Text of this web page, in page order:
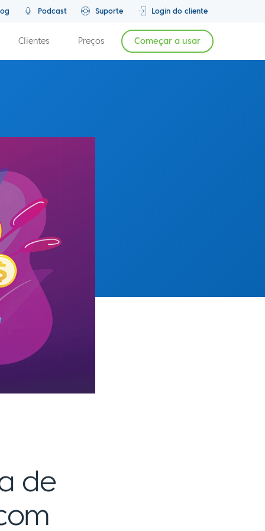
Podcast Suporte Login do cliente
Clientes Preços Começar a usar
Episódio anterior Próximo Episódio
de